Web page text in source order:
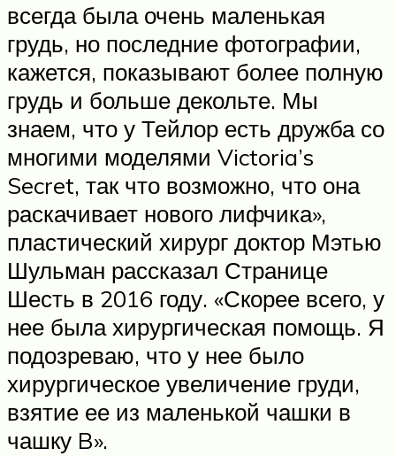
всегда была очень маленькая
грудь, но последние фотографии,
кажется, показывают более полную
грудь и больше декольте. Мы
знаем, что у Тейлор есть дружба со
многими моделями Victoria’s
Secret, так что возможно, что она
раскачивает нового лифчика»,
пластический хирург доктор Мэтью
Шульман рассказал Странице
Шесть в 2016 году. «Скорее всего, у
нее была хирургическая помощь. Я
подозреваю, что у нее было
хирургическое увеличение груди,
взятие ее из маленькой чашки в
чашку B».